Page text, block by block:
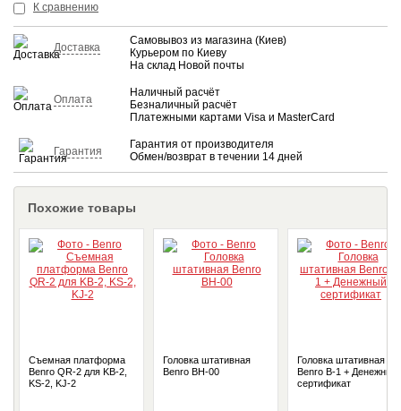
К сравнению
Доставка
Самовывоз из магазина (Киев)
Курьером по Киеву
На склад Новой почты
Оплата
Наличный расчёт
Безналичный расчёт
Платежными картами Visa и MasterCard
Гарантия
Гарантия от производителя
Обмен/возврат в течении 14 дней
Похожие товары
Съемная платформа
Benro QR-2 для KB-2,
KS-2, KJ-2
Головка штативная
Benro BH-00
Головка штативная
Benro B-1 + Денежный
сертификат